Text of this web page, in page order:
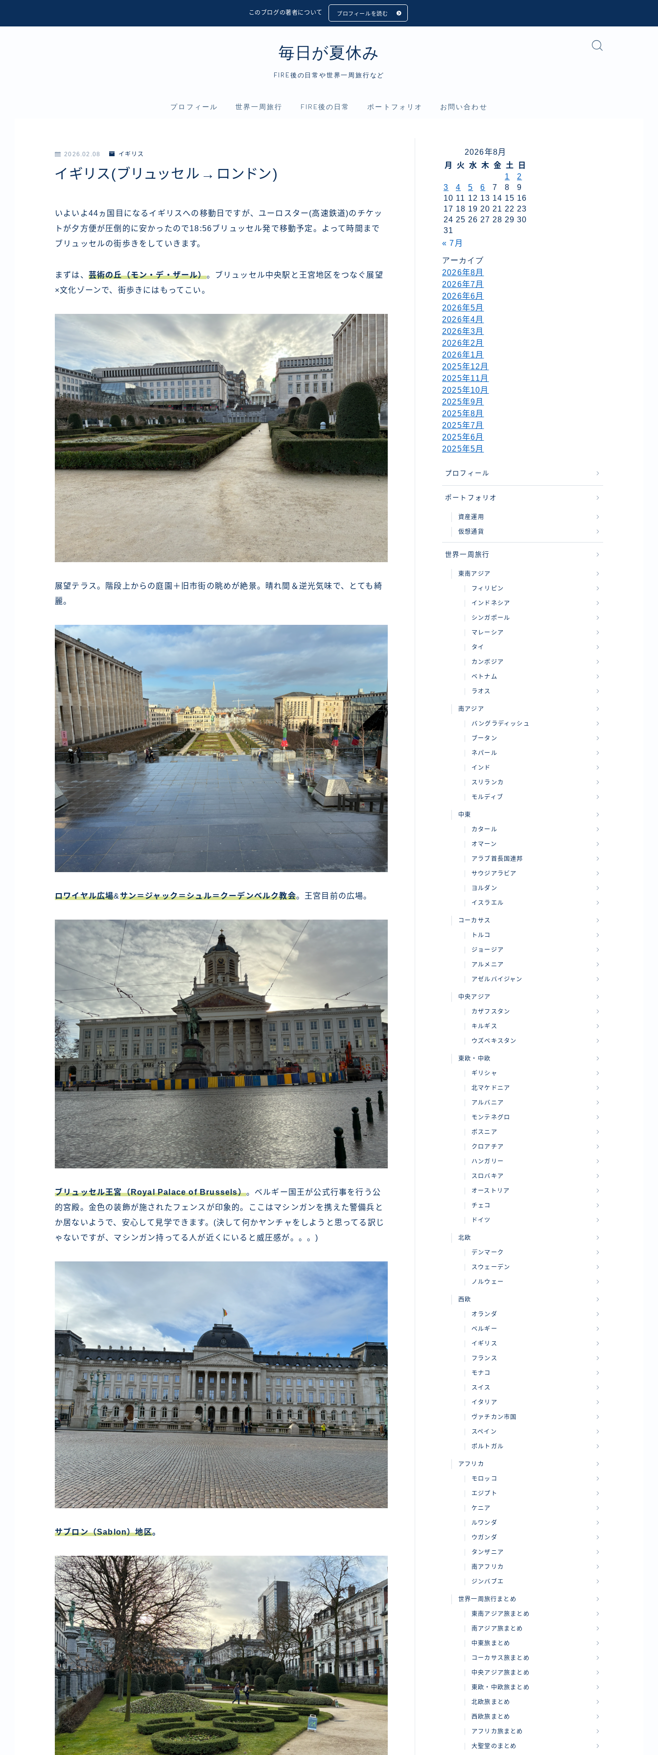
このブログの著者について プロフィールを読む
毎日が夏休み
FIRE後の日常や世界一周旅行など
プロフィール 世界一周旅行
シンガポール
タイ
カンボジア
ラオス
ブータン
インド
世界一周旅行前～準備～
FIRE後の日常 ポートフォリオ お問い合わせ
2026.02.08 イギリス
イギリス(ブリュッセル→ロンドン)
いよいよ44ヵ国目になるイギリスへの移動日ですが、ユーロスター(高速鉄道)のチケッ
トが夕方便が圧倒的に安かったので18:56ブリュッセル発で移動予定。よって時間まで
ブリュッセルの街歩きをしていきます。
まずは、 芸術の丘（モン・デ・ザール）。ブリュッセル中央駅と王宮地区をつなぐ展望
×文化ゾーンで、街歩きにはもってこい。
展望テラス。階段上からの庭園＋旧市街の眺めが絶景。晴れ間＆逆光気味で、とても綺
麗。
ロワイヤル広場&サン＝ジャック＝シュル＝クーデンベルク教会。王宮目前の広場。
ブリュッセル王宮（Royal Palace of Brussels）。ベルギー国王が公式行事を行う公
的宮殿。金色の装飾が施されたフェンスが印象的。ここはマシンガンを携えた警備兵と
か居ないようで、安心して見学できます。(決して何かヤンチャをしようと思ってる訳じ
ゃないですが、マシンガン持ってる人が近くにいると威圧感が。。。)
サブロン（Sablon）地区。
2026年8月
月
火 水 木 金 土
日
1
2
3
4 5 6 7 8
9
10 11 12 13 14 15 16
17 18 19 20 21 22 23
24 25 26 27 28 29 30
31
« 7月
アーカイブ
2026年8月
2026年7月
2026年6月
2026年5月
2026年4月
2026年3月
2026年2月
2026年1月
2025年12月
2025年11月
2025年10月
2025年9月
2025年8月
2025年7月
2025年6月
2025年5月
プロフィール
ポートフォリオ
資産運用
仮想通貨
世界一周旅行
東南アジア
フィリピン
インドネシア
シンガポール
マレーシア
タイ
カンボジア
ベトナム
ラオス
南アジア
バングラディッシュ
ブータン
ネパール
インド
スリランカ
モルディブ
中東
カタール
オマーン
アラブ首長国連邦
サウジアラビア
ヨルダン
イスラエル
コーカサス
トルコ
ジョージア
アルメニア
アゼルバイジャン
中央アジア
カザフスタン
キルギス
ウズベキスタン
東欧・中欧
ギリシャ
北マケドニア
アルバニア
モンテネグロ
ボスニア
クロアチア
ハンガリー
スロバキア
オーストリア
チェコ
ドイツ
北欧
デンマーク
スウェーデン
ノルウェー
西欧
オランダ
ベルギー
イギリス
フランス
モナコ
スイス
イタリア
ヴァチカン市国
スペイン
ポルトガル
アフリカ
モロッコ
エジプト
ケニア
ルワンダ
ウガンダ
タンザニア
南アフリカ
ジンバブエ
世界一周旅行まとめ
東南アジア旅まとめ
南アジア旅まとめ
中東旅まとめ
コーカサス旅まとめ
中央アジア旅まとめ
東欧・中欧旅まとめ
北欧旅まとめ
西欧旅まとめ
アフリカ旅まとめ
大聖堂のまとめ